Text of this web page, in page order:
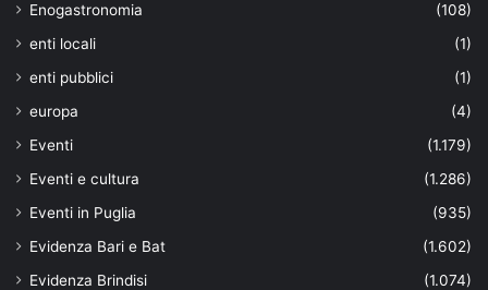
Enogastronomia
(108)
enti locali
(1)
enti pubblici
(1)
europa
(4)
Eventi
(1.179)
Eventi e cultura
(1.286)
Eventi in Puglia
(935)
Evidenza Bari e Bat
(1.602)
Evidenza Brindisi
(1.074)